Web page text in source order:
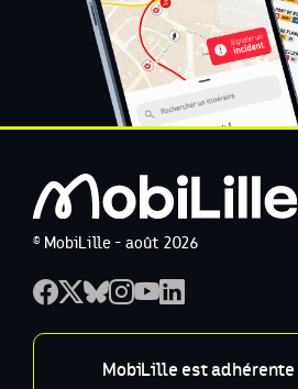
© MobiLille - août 2026
MobiLille est adhérente